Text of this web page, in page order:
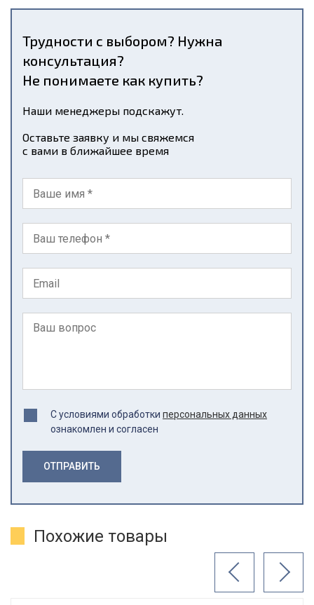
Трудности с выбором? Нужна
консультация?
Не понимаете как купить?
Наши менеджеры подскажут.
Оставьте заявку и мы свяжемся
с вами в ближайшее время
С условиями обработки персональных данных
ознакомлен и согласен
ОТПРАВИТЬ
Похожие товары